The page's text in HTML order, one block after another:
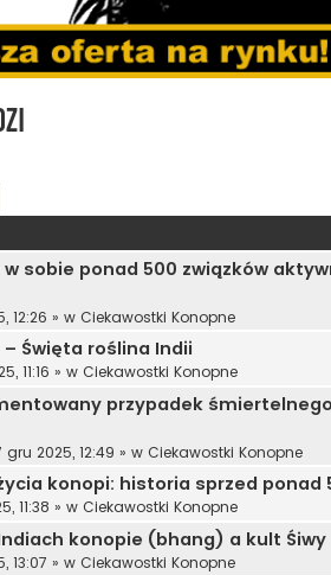
sobie ponad 500 związków
12:26 » w Ciekawostki Konopne
Święta roślina Indii
11:16 » w Ciekawostki Konopne
przypadek
gru 2025, 12:49 » w Ciekawostki Konopne
konopi: historia sprzed ponad
11:38 » w Ciekawostki Konopne
konopie (bhang) a kult Śiwy
13:07 » w Ciekawostki Konopne